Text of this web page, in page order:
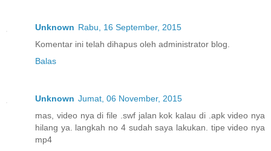
Unknown Rabu, 16 September, 2015
Komentar ini telah dihapus oleh administrator blog.
Balas
Unknown Jumat, 06 November, 2015
mas, video nya di file .swf jalan kok kalau di .apk video nya
hilang ya. langkah no 4 sudah saya lakukan. tipe video nya
mp4